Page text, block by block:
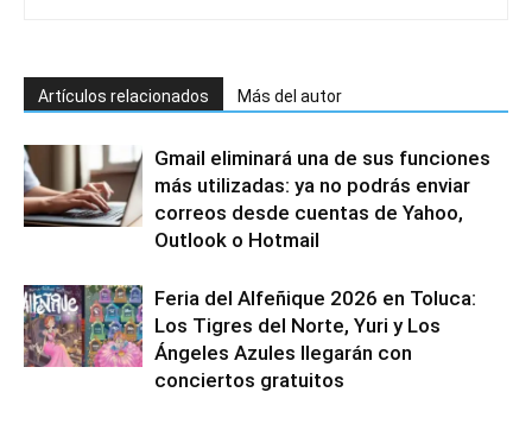
Artículos relacionados Más del autor
Gmail eliminará una de sus funciones
más utilizadas: ya no podrás enviar
correos desde cuentas de Yahoo,
Outlook o Hotmail
Feria del Alfeñique 2026 en Toluca:
Los Tigres del Norte, Yuri y Los
Ángeles Azules llegarán con
conciertos gratuitos